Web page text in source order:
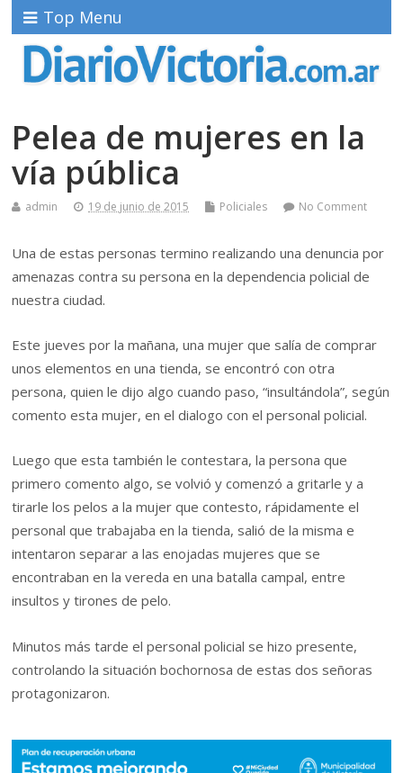
Top Menu
Pelea de mujeres en la
vía pública
admin 19 de junio de 2015 Policiales No Comment
Una de estas personas termino realizando una denuncia por
amenazas contra su persona en la dependencia policial de
nuestra ciudad.
Este jueves por la mañana, una mujer que salía de comprar
unos elementos en una tienda, se encontró con otra
persona, quien le dijo algo cuando paso, “insultándola”, según
comento esta mujer, en el dialogo con el personal policial.
Luego que esta también le contestara, la persona que
primero comento algo, se volvió y comenzó a gritarle y a
tirarle los pelos a la mujer que contesto, rápidamente el
personal que trabajaba en la tienda, salió de la misma e
intentaron separar a las enojadas mujeres que se
encontraban en la vereda en una batalla campal, entre
insultos y tirones de pelo.
Minutos más tarde el personal policial se hizo presente,
controlando la situación bochornosa de estas dos señoras
protagonizaron.